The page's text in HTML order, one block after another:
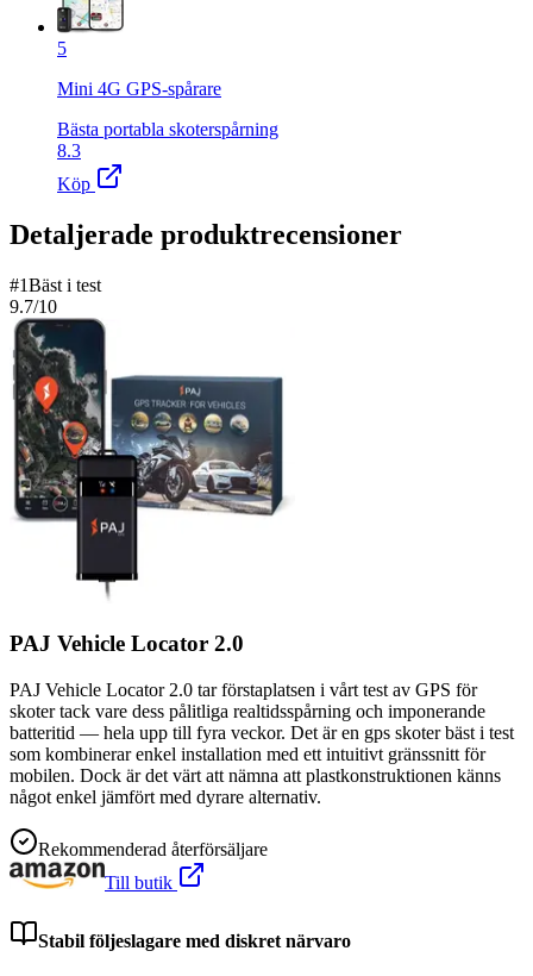
5
Mini 4G GPS-spårare
Bästa portabla skoterspårning
8.3
Köp
Detaljerade produktrecensioner
#1Bäst i test
9.7/10
PAJ Vehicle Locator 2.0
PAJ Vehicle Locator 2.0 tar förstaplatsen i vårt test av GPS för
skoter tack vare dess pålitliga realtidsspårning och imponerande
batteritid — hela upp till fyra veckor. Det är en gps skoter bäst i test
som kombinerar enkel installation med ett intuitivt gränssnitt för
mobilen. Dock är det värt att nämna att plastkonstruktionen känns
något enkel jämfört med dyrare alternativ.
Rekommenderad återförsäljare
Till butik
Stabil följeslagare med diskret närvaro